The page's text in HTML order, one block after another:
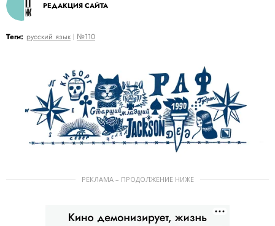
РЕДАКЦИЯ САЙТА
Теги: русский язык №110
РЕКЛАМА – ПРОДОЛЖЕНИЕ НИЖЕ